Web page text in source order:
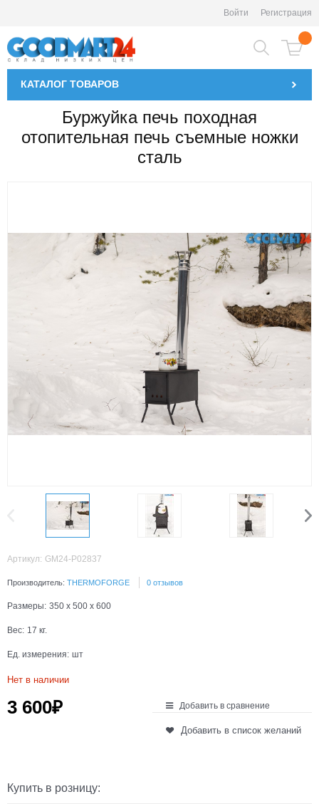
Войти Регистрация
КАТАЛОГ ТОВАРОВ
Буржуйка печь походная
отопительная печь съемные ножки
сталь
Артикул: GM24-P02837
Производитель: THERMOFORGE 0 отзывов
Размеры: 350 x 500 x 600
Вес: 17 кг.
Ед. измерения: шт
Нет в наличии
3 600₽ Добавить в сравнение
Добавить в список желаний
Купить в розницу: